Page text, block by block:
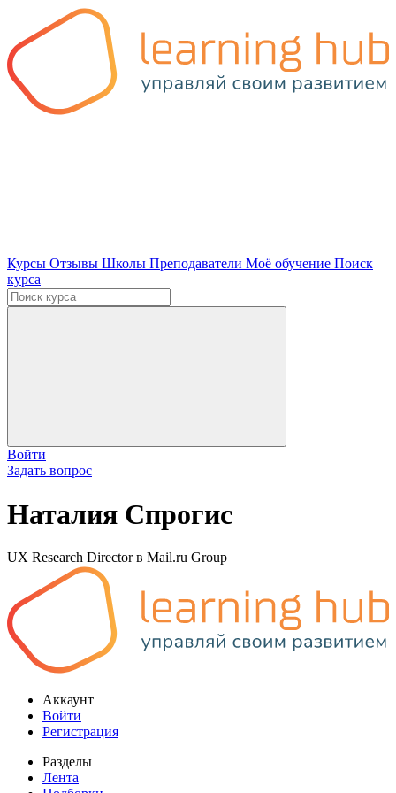
Курсы Отзывы Школы Преподаватели Моё обучение Поиск
курса
Войти
Задать вопрос
Наталия Спрогис
UX Research Director в Mail.ru Group
Аккаунт
Войти
Регистрация
Разделы
Лента